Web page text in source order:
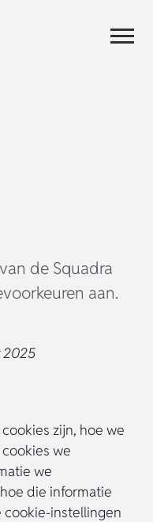
de Squadra
aan.
2025
zijn, hoe we
we
we
die informatie
instellingen